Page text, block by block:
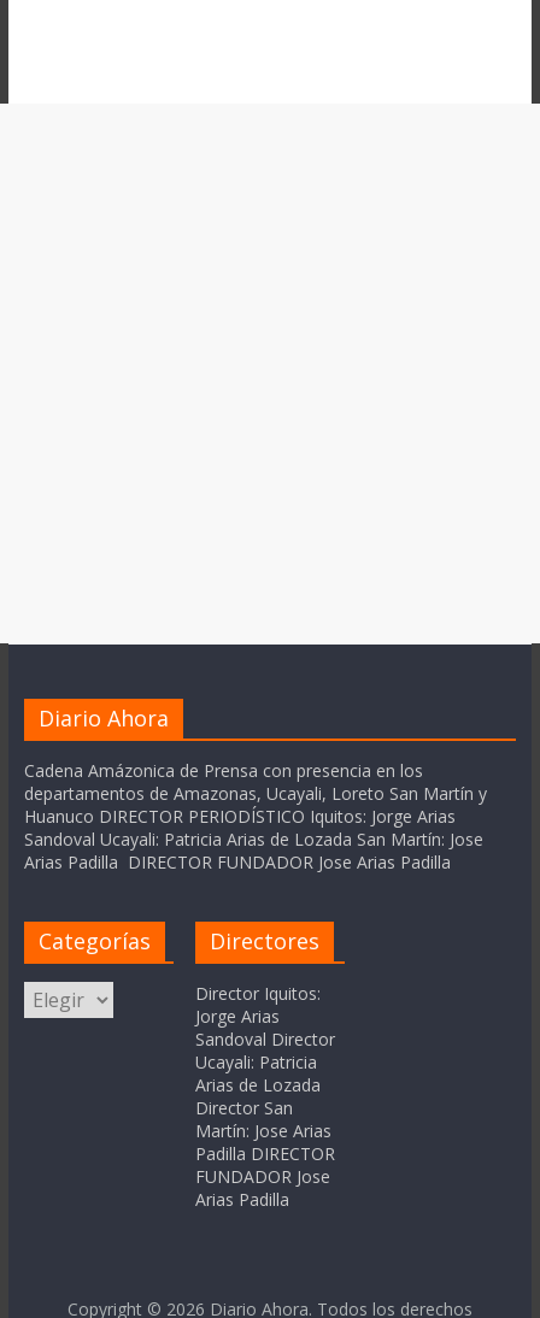
Diario Ahora
Cadena Amázonica de Prensa con presencia en los
departamentos de Amazonas, Ucayali, Loreto San Martín y
Huanuco DIRECTOR PERIODÍSTICO Iquitos: Jorge Arias
Sandoval Ucayali: Patricia Arias de Lozada San Martín: Jose
Arias Padilla DIRECTOR FUNDADOR Jose Arias Padilla
Categorías
Categorías
Directores
Director Iquitos:
Jorge Arias
Sandoval Director
Ucayali: Patricia
Arias de Lozada
Director San
Martín: Jose Arias
Padilla DIRECTOR
FUNDADOR Jose
Arias Padilla
Copyright © 2026 Diario Ahora. Todos los derechos